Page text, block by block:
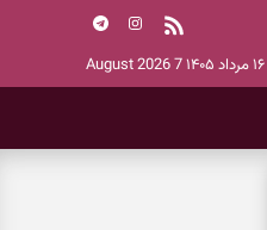
7 August 2026